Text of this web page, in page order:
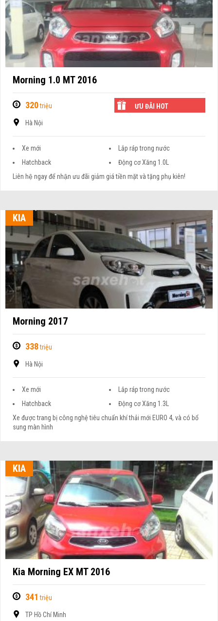
Morning 1.0 MT 2016
320triệu ƯU ĐÃI HOT
Hà Nội
Xe mới
Lắp ráp trong nước
Hatchback
Động cơ Xăng 1.0L
Liên hệ ngay để nhận ưu đãi giảm giá tiền mặt và tặng phụ kiên!
KIA
Morning 2017
338triệu
Hà Nội
Xe mới
Lắp ráp trong nước
Hatchback
Động cơ Xăng 1.3L
Xe được trang bị công nghệ tiêu chuẩn khí thải mới EURO 4, và có bổ
sung màn hình
KIA
Kia Morning EX MT 2016
341 triệu
TP Hồ Chí Minh